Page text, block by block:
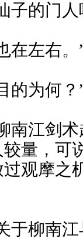
子的门人
在左右。
的为何？
南江剑
量，可
观摩之
于柳南